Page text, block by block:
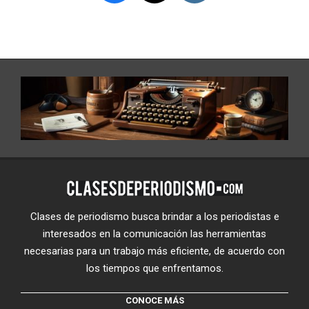
Clases de periodismo busca brindar a los periodistas e
interesados en la comunicación las herramientas
necesarias para un trabajo más eficiente, de acuerdo con
los tiempos que enfrentamos.
CONOCE MÁS